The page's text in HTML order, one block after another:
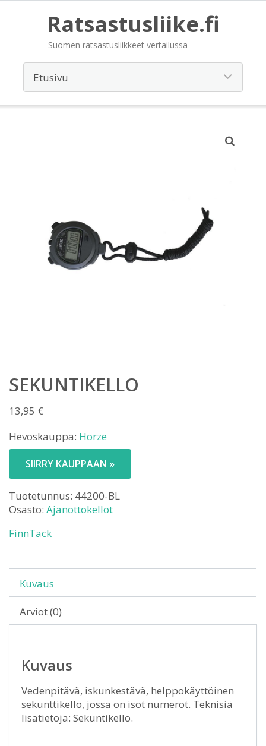
Ratsastusliike.fi
Suomen ratsastusliikkeet vertailussa
SEKUNTIKELLO
13,95 €
Hevoskauppa: Horze
SIIRRY KAUPPAAN »
Tuotetunnus: 44200-BL
Osasto: Ajanottokellot
FinnTack
Kuvaus
Arviot (0)
Kuvaus
Vedenpitävä, iskunkestävä, helppokäyttöinen
sekunttikello, jossa on isot numerot. Teknisiä
lisätietoja: Sekuntikello.